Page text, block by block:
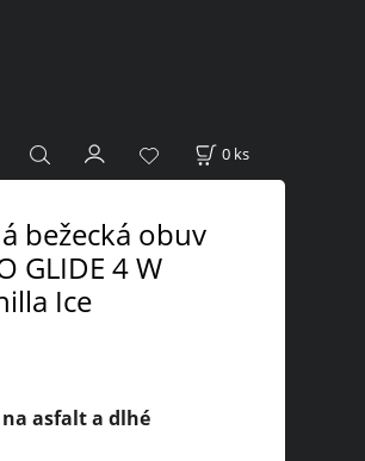
0 ks
bežecká obuv
GLIDE 4 W
Ice
asfalt a dlhé